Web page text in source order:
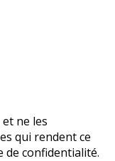
ne les
qui rendent ce
confidentialité.